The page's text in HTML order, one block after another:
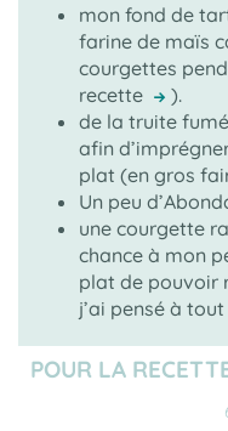
mon fond de
farine de maïs
courgettes
recette
→ ).
de la truite
afin
plat (en gros
Un peu
une courgette
chance à mon
plat de pouvoir
j’ai pensé à tout
POUR LA